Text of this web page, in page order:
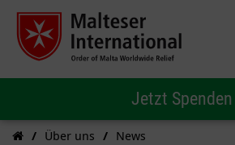
Jetzt Spenden
Über uns
News